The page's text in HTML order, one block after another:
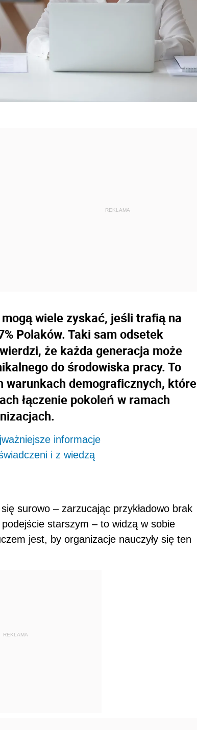
wiele zyskać, jeśli trafią na
Polaków. Taki sam odsetek
że każda generacja może
do środowiska pracy. To
demograficznych, które
łączenie pokoleń w ramach
informacje
i z wiedzą
surowo – zarzucając przykładowo brak
starszym – to widzą w sobie
jest, by organizacje nauczyły się ten
REKLAMA